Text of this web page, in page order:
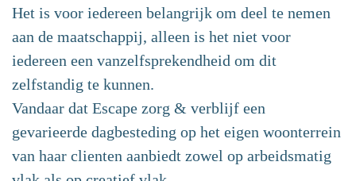
Het is voor iedereen belangrijk om deel te nemen
aan de maatschappij, alleen is het niet voor
iedereen een vanzelfsprekendheid om dit
zelfstandig te kunnen.
Vandaar dat Escape zorg & verblijf een
gevarieerde dagbesteding op het eigen woonterrein
van haar clienten aanbiedt zowel op arbeidsmatig